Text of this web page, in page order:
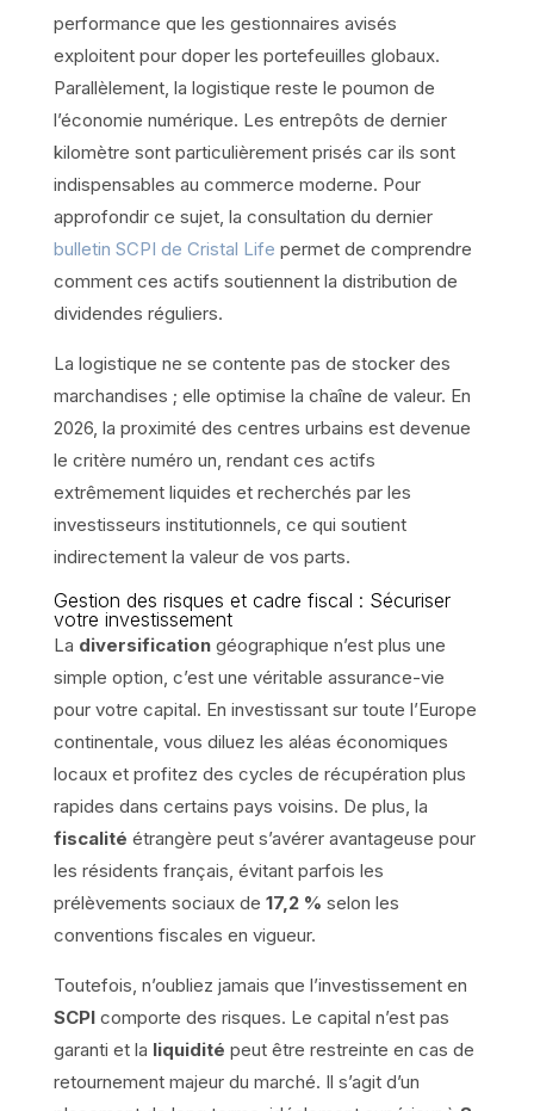
performance que les gestionnaires avisés
exploitent pour doper les portefeuilles globaux.
Parallèlement, la logistique reste le poumon de
l’économie numérique. Les entrepôts de dernier
kilomètre sont particulièrement prisés car ils sont
indispensables au commerce moderne. Pour
approfondir ce sujet, la consultation du dernier
bulletin SCPI de Cristal Life permet de comprendre
comment ces actifs soutiennent la distribution de
dividendes réguliers.
La logistique ne se contente pas de stocker des
marchandises ; elle optimise la chaîne de valeur. En
2026, la proximité des centres urbains est devenue
le critère numéro un, rendant ces actifs
extrêmement liquides et recherchés par les
investisseurs institutionnels, ce qui soutient
indirectement la valeur de vos parts.
Gestion des risques et cadre fiscal : Sécuriser
votre investissement
La diversificationgéographique n’est plus une
simple option, c’est une véritable assurance-vie
pour votre capital. En investissant sur toute l’Europe
continentale, vous diluez les aléas économiques
locaux et profitez des cycles de récupération plus
rapides dans certains pays voisins. De plus, la
fiscalité étrangère peut s’avérer avantageuse pour
les résidents français, évitant parfois les
prélèvements sociaux de 17,2 % selon les
conventions fiscales en vigueur.
Toutefois, n’oubliez jamais que l’investissement en
SCPIcomporte des risques. Le capital n’est pas
garanti et la liquidité peut être restreinte en cas de
retournement majeur du marché. Il s’agit d’un